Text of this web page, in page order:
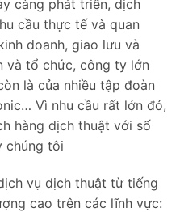
càng phát triển, dịch
cầu thực tế và quan
doanh, giao lưu và
và tổ chức, công ty lớn
là của nhiều tập đoàn
Vì nhu cầu rất lớn đó,
hàng dịch thuật với số
chúng tôi
vụ dịch thuật từ tiếng
cao trên các lĩnh vực: